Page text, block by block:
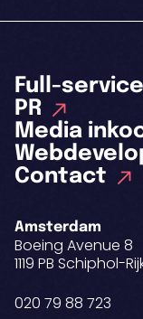
Full-
PR
Media
Contact
Amsterdam
Boeing Avenue 8
1119 PB Schiphol-
020 79 88 723